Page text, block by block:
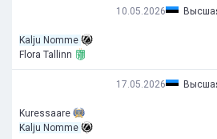
10.05.2026
Kalju Nomme
Flora Tallinn
17.05.2026
Kuressaare
Kalju Nomme